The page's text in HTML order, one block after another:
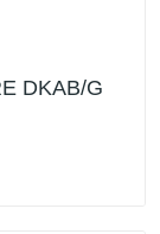
DKAB/G